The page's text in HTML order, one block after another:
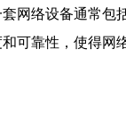
网络设备通常包
可靠性，使得网